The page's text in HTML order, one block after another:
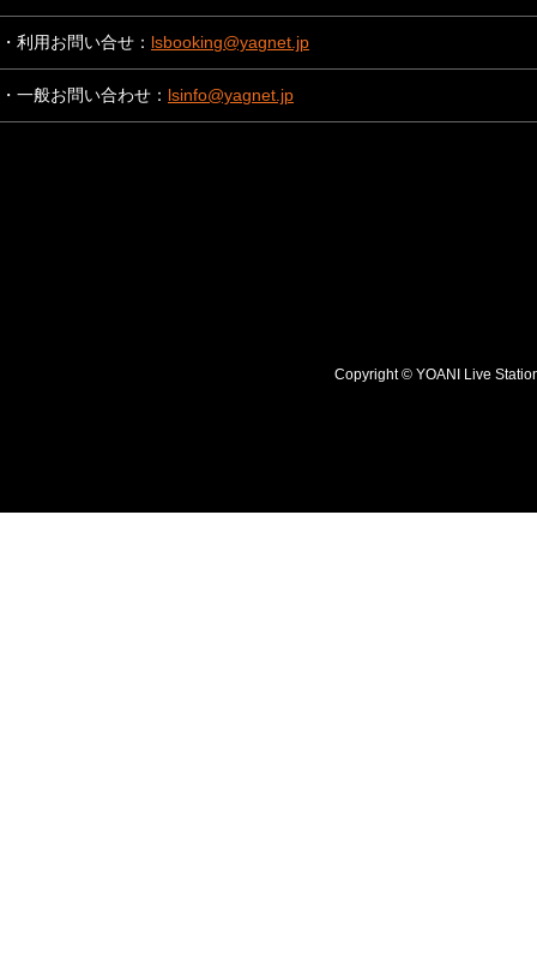
・利用お問い合せ： lsbooking@yagnet.jp
・一般お問い合わせ： lsinfo@yagnet.jp
Copyright © YOANI Live